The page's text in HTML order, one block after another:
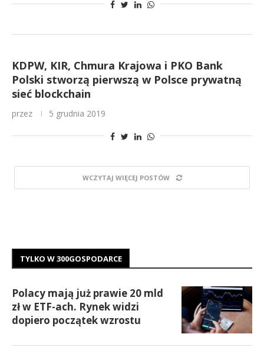
KDPW, KIR, Chmura Krajowa i PKO Bank
Polski stworzą pierwszą w Polsce prywatną
sieć blockchain
przez 5 grudnia 2019
WCZYTAJ WIĘCEJ POSTÓW
TYLKO W 300GOSPODARCE
Polacy mają już prawie 20 mld
zł w ETF-ach. Rynek widzi
dopiero początek wzrostu